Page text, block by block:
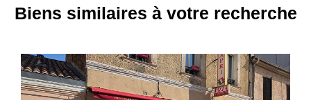
Biens similaires à votre recherche